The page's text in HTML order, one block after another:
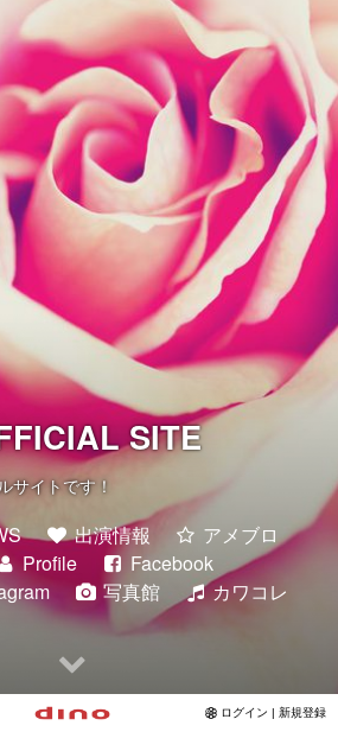
SITE
サイトです！
出演情報
アメブロ
Profile
Facebook
写真館
カワコレ
ログイン | 新規登録